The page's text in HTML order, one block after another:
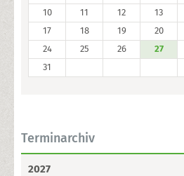
10
11 12 13
17
18 19 20
24
25 26 27
31
Terminarchiv
2027